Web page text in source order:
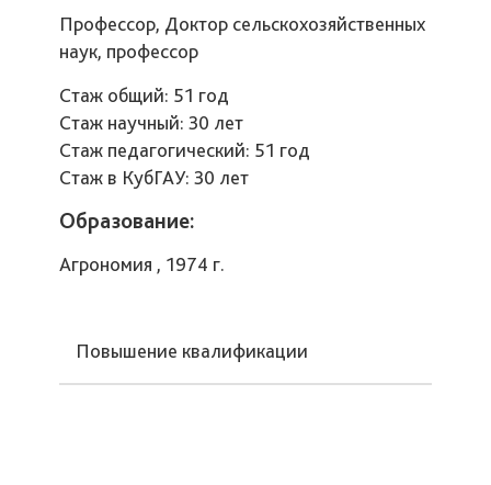
Профессор, Доктор сельскохозяйственных
наук, профессор
Стаж общий: 51 год
Стаж научный: 30 лет
Стаж педагогический: 51 год
Стаж в КубГАУ: 30 лет
Образование:
Агрономия , 1974 г.
Повышение квалификации